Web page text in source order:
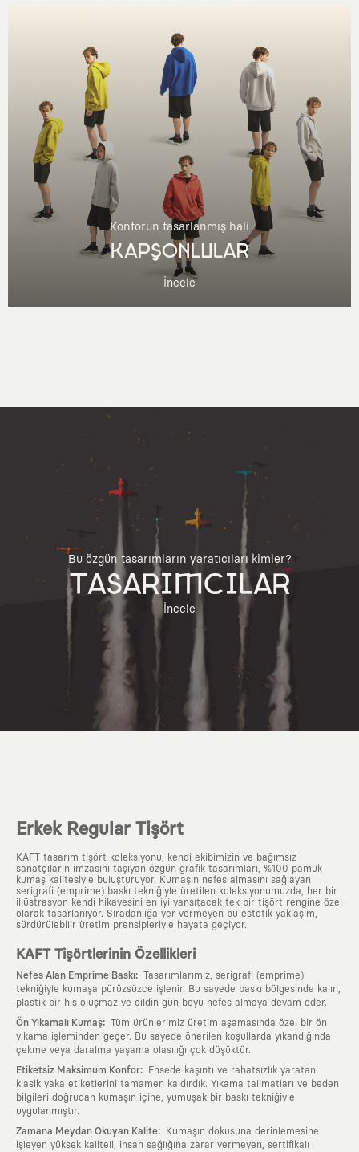
Konforun tasarlanmış hali
KAPŞONLULAR
İncele
Bu özgün tasarımların yaratıcıları kimler?
TASARIMCILAR
İncele
Erkek Regular Tişört
KAFT tasarım tişört koleksiyonu; kendi ekibimizin ve bağımsız
sanatçıların imzasını taşıyan özgün grafik tasarımları, %100 pamuk
kumaş kalitesiyle buluşturuyor. Kumaşın nefes almasını sağlayan
serigrafi (emprime) baskı tekniğiyle üretilen koleksiyonumuzda, her bir
illüstrasyon kendi hikayesini en iyi yansıtacak tek bir tişört rengine özel
olarak tasarlanıyor. Sıradanlığa yer vermeyen bu estetik yaklaşım,
sürdürülebilir üretim prensipleriyle hayata geçiyor.
KAFT Tişörtlerinin Özellikleri
Nefes Alan Emprime Baskı: Tasarımlarımız, serigrafi (emprime)
tekniğiyle kumaşa pürüzsüzce işlenir. Bu sayede baskı bölgesinde kalın,
plastik bir his oluşmaz ve cildin gün boyu nefes almaya devam eder.
Ön Yıkamalı Kumaş: Tüm ürünlerimiz üretim aşamasında özel bir ön
yıkama işleminden geçer. Bu sayede önerilen koşullarda yıkandığında
çekme veya daralma yaşama olasılığı çok düşüktür.
Etiketsiz Maksimum Konfor:
Ensede kaşıntı ve rahatsızlık yaratan
klasik yaka etiketlerini tamamen kaldırdık. Yıkama talimatları ve beden
bilgileri doğrudan kumaşın içine, yumuşak bir baskı tekniğiyle
uygulanmıştır.
Zamana Meydan Okuyan Kalite:
Kumaşın dokusuna derinlemesine
işleyen yüksek kaliteli, insan sağlığına zarar vermeyen, sertifikalı